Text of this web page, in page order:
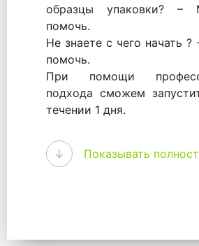
образцы упаковки? –
помочь.
Не знаете с чего начать
помочь.
При помощи
подхода сможем
течении 1 дня.
WhitePack -
Мы принимали самое
участие в становлении
упаковке, и сегодня мы
Показывать